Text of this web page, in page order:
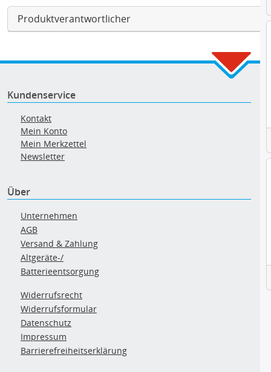
Produktverantwortlicher
Kundenservice
Kontakt
Mein Konto
Mein Merkzettel
Newsletter
Über
Unternehmen
AGB
Versand & Zahlung
Altgeräte-/
Batterieentsorgung
Widerrufsrecht
Widerrufsformular
Datenschutz
Impressum
Barrierefreiheitserklärung